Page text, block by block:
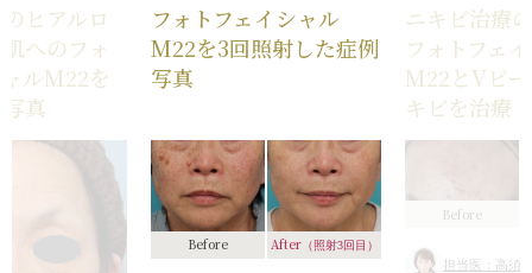
ヒアルロ
へのフォ
ルM22を
真
フォトフェイシャル
M22を3回照射した症例
写真
Before After（照射3回目）
ニキビ治療
フォトフェ
M22とVビ
キビを治療
Before
担当医：高須